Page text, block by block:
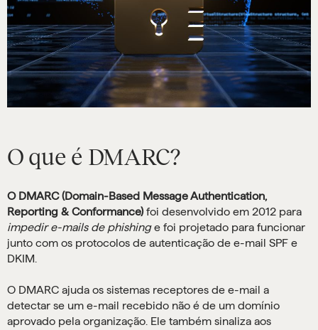
O que é DMARC?
O DMARC (Domain-Based Message Authentication,
Reporting & Conformance)foi desenvolvido em 2012 para
impedir e-mails de phishinge foi projetado para funcionar
junto com os protocolos de autenticação de e-mail SPF e
DKIM.
O DMARC ajuda os sistemas receptores de e-mail a
detectar se um e-mail recebido não é de um domínio
aprovado pela organização. Ele também sinaliza aos